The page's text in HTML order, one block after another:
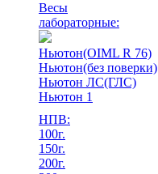
Весы
лабораторные:
Ньютон(OIML R 76)
Ньютон(без поверки)
Ньютон ЛС(ГЛС)
Ньютон 1
НПВ:
100г.
150г.
200г.